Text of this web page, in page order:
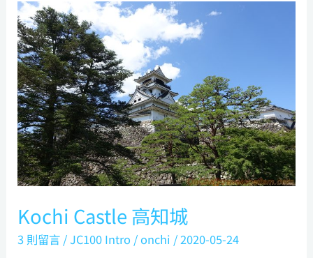
Kochi Castle 高知城
3 則留言 /JC100 Intro /onchi /2020-05-24
Kochi
Castle
高
知
城